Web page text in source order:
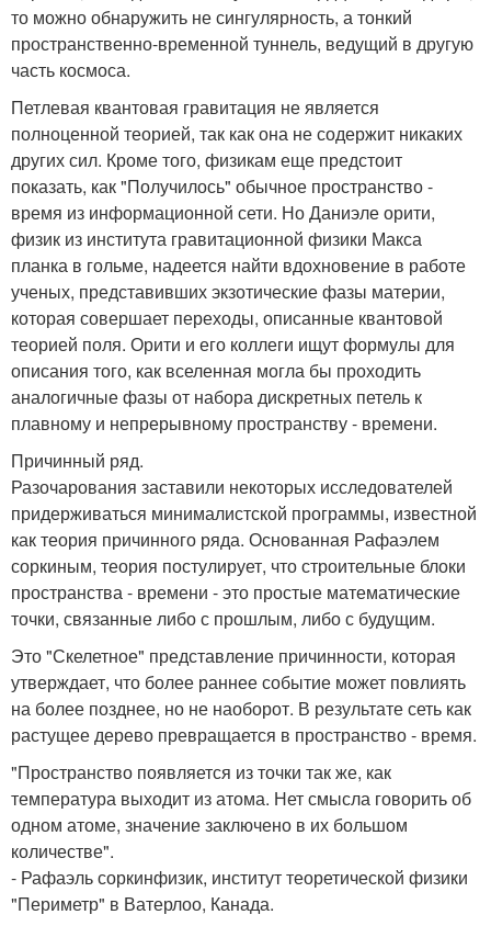
то можно обнаружить не сингулярность, а тонкий
пространственно-временной туннель, ведущий в другую
часть космоса.
Петлевая квантовая гравитация не является
полноценной теорией, так как она не содержит никаких
других сил. Кроме того, физикам еще предстоит
показать, как "Получилось" обычное пространство -
время из информационной сети. Но Даниэле орити,
физик из института гравитационной физики Макса
планка в гольме, надеется найти вдохновение в работе
ученых, представивших экзотические фазы материи,
которая совершает переходы, описанные квантовой
теорией поля. Орити и его коллеги ищут формулы для
описания того, как вселенная могла бы проходить
аналогичные фазы от набора дискретных петель к
плавному и непрерывному пространству - времени.
Причинный ряд.
Разочарования заставили некоторых исследователей
придерживаться минималистской программы, известной
как теория причинного ряда. Основанная Рафаэлем
соркиным, теория постулирует, что строительные блоки
пространства - времени - это простые математические
точки, связанные либо с прошлым, либо с будущим.
Это "Скелетное" представление причинности, которая
утверждает, что более раннее событие может повлиять
на более позднее, но не наоборот. В результате сеть как
растущее дерево превращается в пространство - время.
"Пространство появляется из точки так же, как
температура выходит из атома. Нет смысла говорить об
одном атоме, значение заключено в их большом
количестве".
- Рафаэль соркинфизик, институт теоретической физики
"Периметр" в Ватерлоо, Канада.